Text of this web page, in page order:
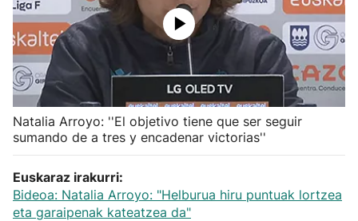
Herri-kirolak
Balonmano
Kirolak 360
Atletismo
Carreras de montaña
Natalia Arroyo: ''El objetivo tiene que ser seguir
sumando de a tres y encadenar victorias''
Euskaraz irakurri:
Bideoa: Natalia Arroyo: "Helburua hiru puntuak lortzea
eta garaipenak kateatzea da"